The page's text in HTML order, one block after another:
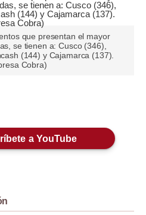
que presentan el mayor
se tienen a: Cusco (346),
(144) y Cajamarca (137).
Cobra)
a YouTube